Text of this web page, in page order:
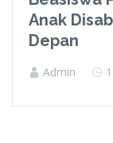
Anak
Depan
Admin